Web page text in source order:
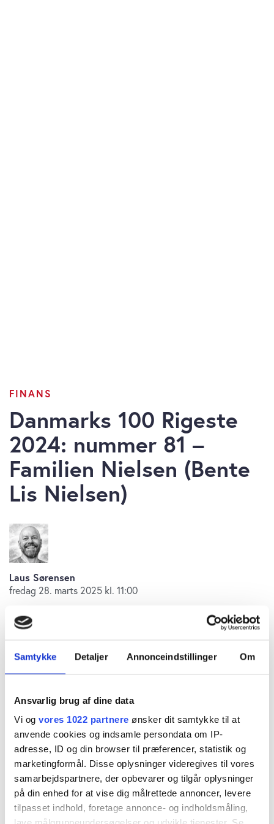
Samtykke Detaljer Annonceindstillinger Om
Ansvarlig brug af dine data
Vi og vores 1022 partnere ønsker dit samtykke til at
anvende cookies og indsamle persondata om IP-
adresse, ID og din browser til præferencer, statistik og
marketingformål. Disse oplysninger videregives til vores
samarbejdspartnere, der opbevarer og tilgår oplysninger
på din enhed for at vise dig målrettede annoncer, levere
tilpasset indhold, foretage annonce- og indholdsmåling,
FINANS
Danmarks 100 Rigeste
2024: nummer 81 –
Familien Nielsen (Bente
Lis Nielsen)
Laus Sørensen
fredag 28. marts 2025 kl. 11:00
Den anden familien Nielsen, som ejer halvdelen af
Micro Matic, er ikke i familie med den første
familie Nielsen. De to Nielsen-familier ejer
sammen Micro Matic, der i seneste regnskabsår
leverede fremgang i omsætningen fra 2012 mio.
kr. til 2300 mio. kr. svarende til 14 procent.
Men indtjeningen haltede efter, så EBITDA faldt
fra 353 mio. kr. til 321 mio. kr. Til gengæld er